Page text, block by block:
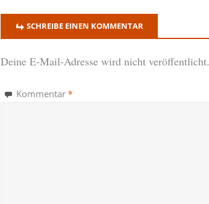
SCHREIBE EINEN KOMMENTAR
Deine E-Mail-Adresse wird nicht veröffentlicht.
Kommentar *